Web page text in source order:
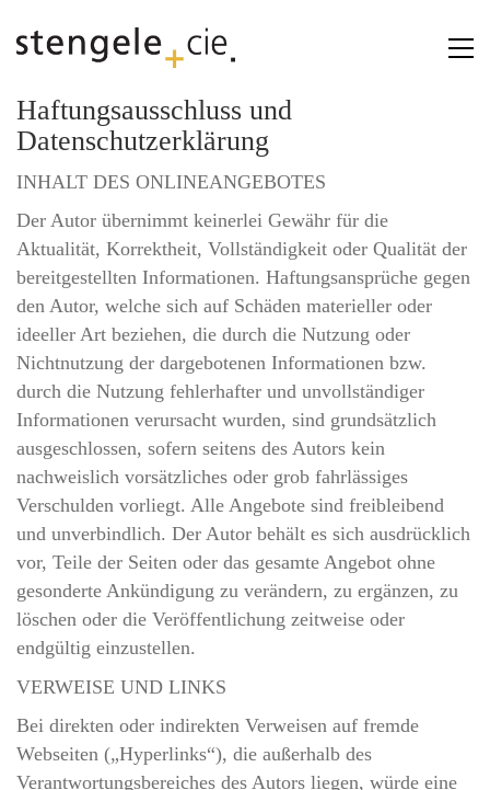
Haftungsausschluss und
Datenschutzerklärung
INHALT DES ONLINEANGEBOTES
Der Autor übernimmt keinerlei Gewähr für die
Aktualität, Korrektheit, Vollständigkeit oder Qualität der
bereitgestellten Informationen. Haftungsansprüche gegen
den Autor, welche sich auf Schäden materieller oder
ideeller Art beziehen, die durch die Nutzung oder
Nichtnutzung der dargebotenen Informationen bzw.
durch die Nutzung fehlerhafter und unvollständiger
Informationen verursacht wurden, sind grundsätzlich
ausgeschlossen, sofern seitens des Autors kein
nachweislich vorsätzliches oder grob fahrlässiges
Verschulden vorliegt. Alle Angebote sind freibleibend
und unverbindlich. Der Autor behält es sich ausdrücklich
vor, Teile der Seiten oder das gesamte Angebot ohne
gesonderte Ankündigung zu verändern, zu ergänzen, zu
löschen oder die Veröffentlichung zeitweise oder
endgültig einzustellen.
VERWEISE UND LINKS
Bei direkten oder indirekten Verweisen auf fremde
Webseiten („Hyperlinks“), die außerhalb des
Verantwortungsbereiches des Autors liegen, würde eine